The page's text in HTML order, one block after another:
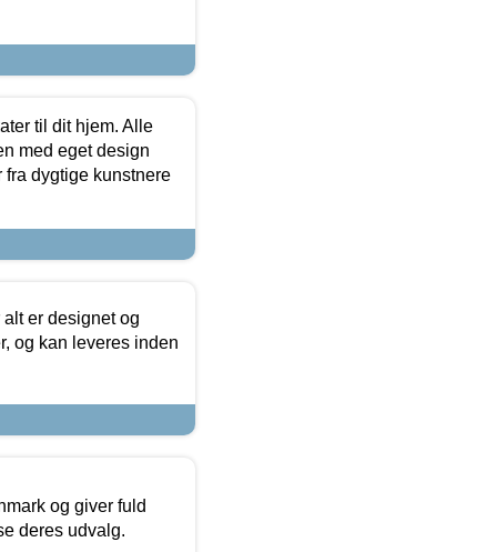
til dit hjem. Alle
med eget design
dygtige kunstnere
er designet og
og kan leveres inden
og giver fuld
deres udvalg.